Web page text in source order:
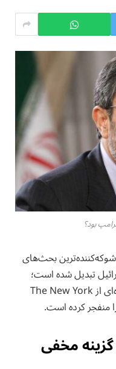
بود؟
شوکه‌کننده‌ترین بحث‌های
تبدیل شده است؛
ادعایی عجیب که بر اساس گزارش تازه‌ای از The New York
مخفی